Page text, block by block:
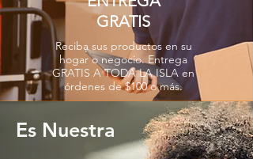
GRATIS
Reciba sus productos en su
hogar o negocio. Entrega
GRATIS A TODA LA ISLA en
órdenes de $100 o más.
Es Nuestra